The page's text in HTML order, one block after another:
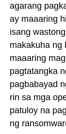
agarang
ay maaaring
isang
makakuha ng
maaaring
pagtatangka
pagbabayad
rin sa mga
patuloy na
ng